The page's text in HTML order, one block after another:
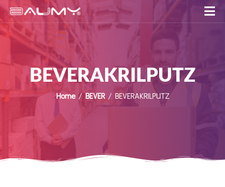
BEVERAKRILPUTZ
Home/ BEVER/ BEVERAKRILPUTZ